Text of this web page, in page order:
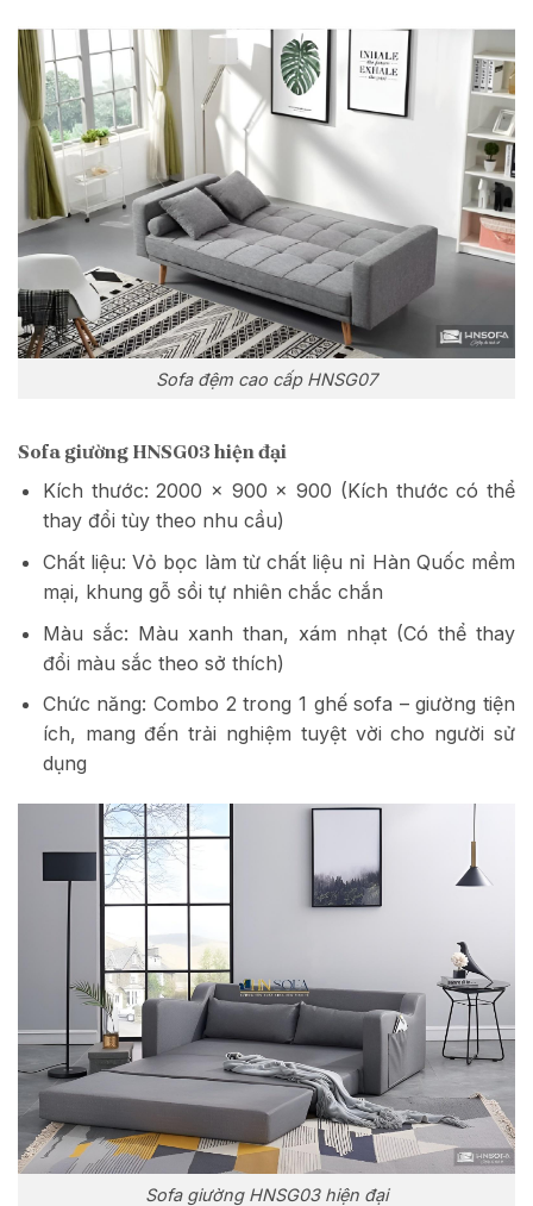
Sofa đệm cao cấp HNSG07
Sofa giường HNSG03 hiện đại
Kích thước: 2000 x 900 x 900 (Kích thước có thể
thay đổi tùy theo nhu cầu)
Chất liệu: Vỏ bọc làm từ chất liệu nỉ Hàn Quốc mềm
mại, khung gỗ sồi tự nhiên chắc chắn
Màu sắc: Màu xanh than, xám nhạt (Có thể thay
đổi màu sắc theo sở thích)
Chức năng: Combo 2 trong 1 ghế sofa – giường tiện
ích, mang đến trải nghiệm tuyệt vời cho người sử
dụng
Sofa giường HNSG03 hiện đại